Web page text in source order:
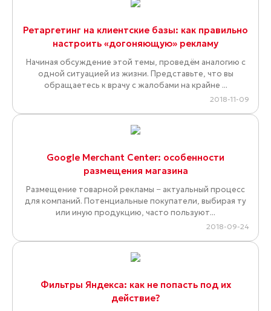
Ретаргетинг на клиентские базы: как правильно
настроить «догоняющую» рекламу
Начиная обсуждение этой темы, проведём аналогию с
одной ситуацией из жизни. Представьте, что вы
обращаетесь к врачу с жалобами на крайне ...
2018-11-09
Google Merchant Center: особенности
размещения магазина
Размещение товарной рекламы − актуальный процесс
для компаний. Потенциальные покупатели, выбирая ту
или иную продукцию, часто пользуют...
2018-09-24
Фильтры Яндекса: как не попасть под их
действие?